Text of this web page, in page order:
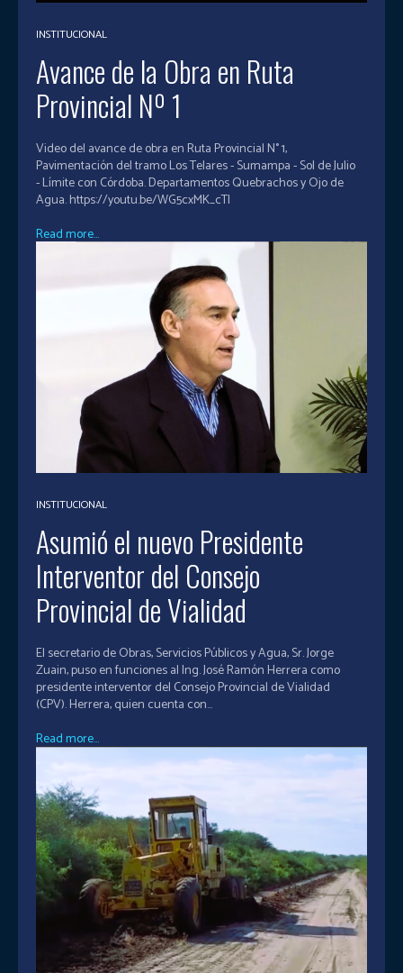
INSTITUCIONAL
Avance de la Obra en Ruta
Provincial Nº 1
Video del avance de obra en Ruta Provincial N° 1,
Pavimentación del tramo Los Telares - Sumampa - Sol de Julio
- Límite con Córdoba. Departamentos Quebrachos y Ojo de
Agua. https://youtu.be/WG5cxMK_cTI
Read more...
INSTITUCIONAL
Asumió el nuevo Presidente
Interventor del Consejo
Provincial de Vialidad
El secretario de Obras, Servicios Públicos y Agua, Sr. Jorge
Zuain, puso en funciones al Ing. José Ramón Herrera como
presidente interventor del Consejo Provincial de Vialidad
(CPV). Herrera, quien cuenta con...
Read more...